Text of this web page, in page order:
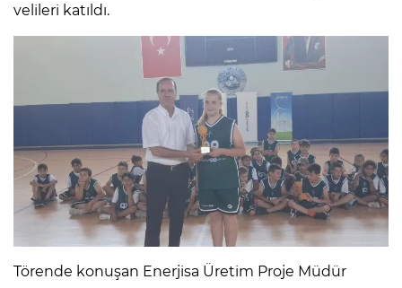
velileri katıldı.
Törende konuşan Enerjisa Üretim Proje Müdür